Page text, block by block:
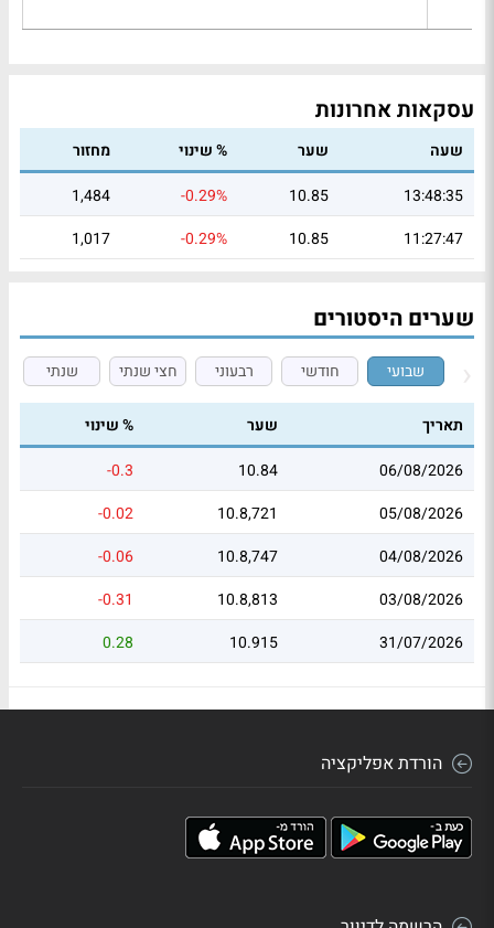
עסקאות אחרונות
שעה שער % שינוי
מחזור
13:48:35
10.85
-0.29%
1,484
11:27:47
10.85
-0.29%
1,017
שערים היסטורים
שבועי חודשי רבעוני חצי שנתי שנתי
תאריך שער
% שינוי
06/08/2026
10.84
-0.3
05/08/2026
10.8,721
-0.02
04/08/2026
10.8,747
-0.06
03/08/2026
10.8,813
-0.31
31/07/2026
10.915
0.28
הורדת אפליקציה